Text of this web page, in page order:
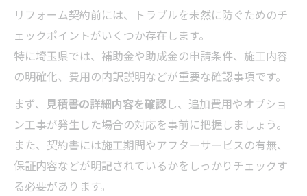
リフォーム契約前には、トラブルを未然に防ぐためのチ
ェックポイントがいくつか存在します。
特に埼玉県では、補助金や助成金の申請条件、施工内容
の明確化、費用の内訳説明などが重要な確認事項です。
まず、 見積書の詳細内容を確認し、追加費用やオプショ
ン工事が発生した場合の対応を事前に把握しましょう。
また、契約書には施工期間やアフターサービスの有無、
保証内容などが明記されているかをしっかりチェックす
る必要があります。